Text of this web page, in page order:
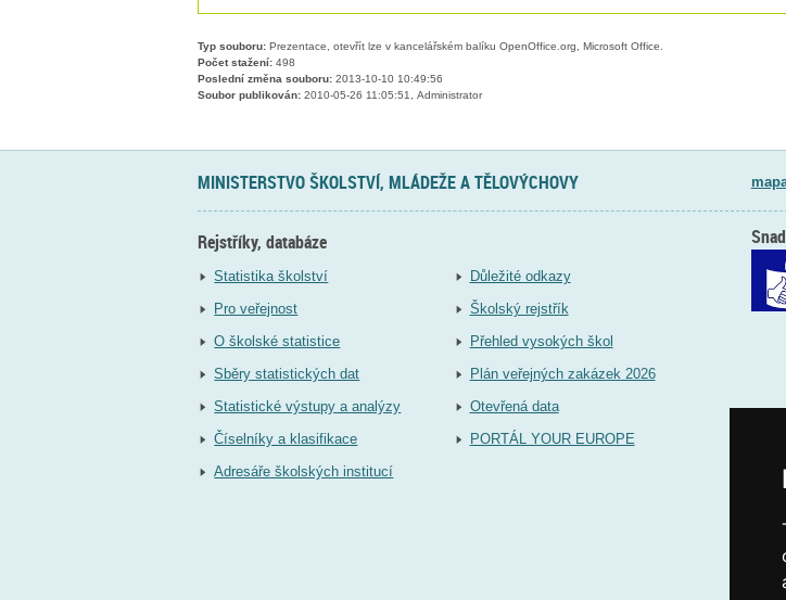
Typ souboru: Prezentace, otevřít lze v kancelářském balíku OpenOffice.org, Microsoft Office.
Počet stažení: 498
Poslední změna souboru: 2013-10-10 10:49:56
Soubor publikován: 2010-05-26 11:05:51, Administrator
MINISTERSTVO ŠKOLSTVÍ, MLÁDEŽE A TĚLOVÝCHOVY
Rejstříky, databáze
Statistika školství
Pro veřejnost
O školské statistice
Sběry statistických dat
Statistické výstupy a analýzy
Číselníky a klasifikace
Adresáře školských institucí
Důležité odkazy
Školský rejstřík
Přehled vysokých škol
Plán veřejných zakázek 2026
Otevřená data
PORTÁL YOUR EUROPE